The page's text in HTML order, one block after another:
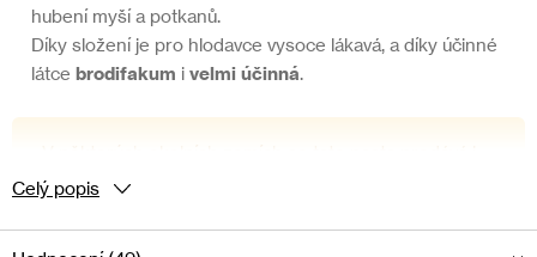
hubení myší a potkanů.
Díky složení je pro hlodavce vysoce lákavá, a díky účinné
látce brodifakum i velmi účinná.
V některých okolních zemích se tato pasta prodává i
jakojed na kuny
vzhledem k tomu, že v České republice jetrávení kun
Celý popis